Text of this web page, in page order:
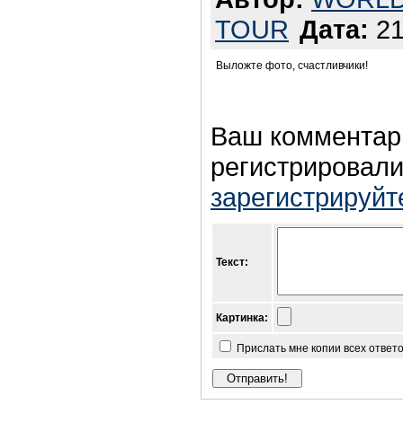
TOUR Дата:
Выложте фото, счастливчики!
Ваш
Текст:
Картинка:
Прислать мне копии всех